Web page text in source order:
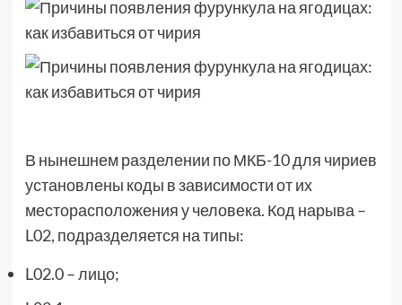
В нынешнем разделении по МКБ-10 для чириев
установлены коды в зависимости от их
месторасположения у человека. Код нарыва –
L02, подразделяется на типы:
L02.0 – лицо;